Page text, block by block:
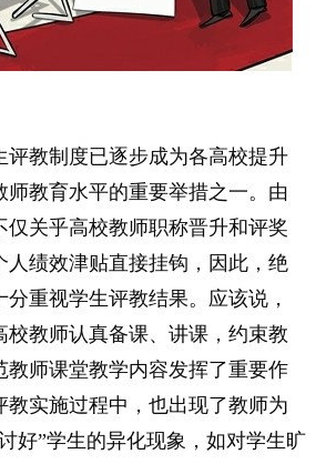
教制度已逐步成为各高校提升
师教育水平的重要举措之一。由
仅关乎高校教师职称晋升和评奖
人绩效津贴直接挂钩，因此，绝
重视学生评教结果。应该说，
校教师认真备课、讲课，约束教
教师课堂教学内容发挥了重要作
教实施过程中，也出现了教师为
好”学生的异化现象，如对学生旷